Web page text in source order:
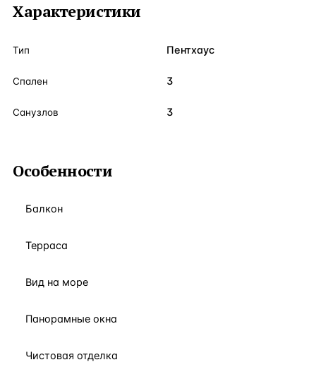
Характеристики
Тип Пентхаус
Спален 3
Санузлов 3
Особенности
Балкон
Терраса
Вид на море
Панорамные окна
Чистовая отделка